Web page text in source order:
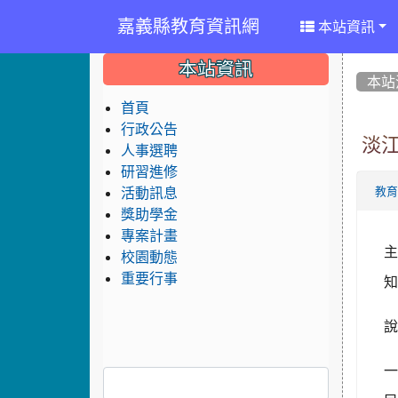
嘉義縣教育資訊網 本站資訊
本
淡
教
::: 本站資訊
首頁
行政公告
人事選聘
研習進修
活動訊息
獎助學金
專案計畫
校園動態
重要行事